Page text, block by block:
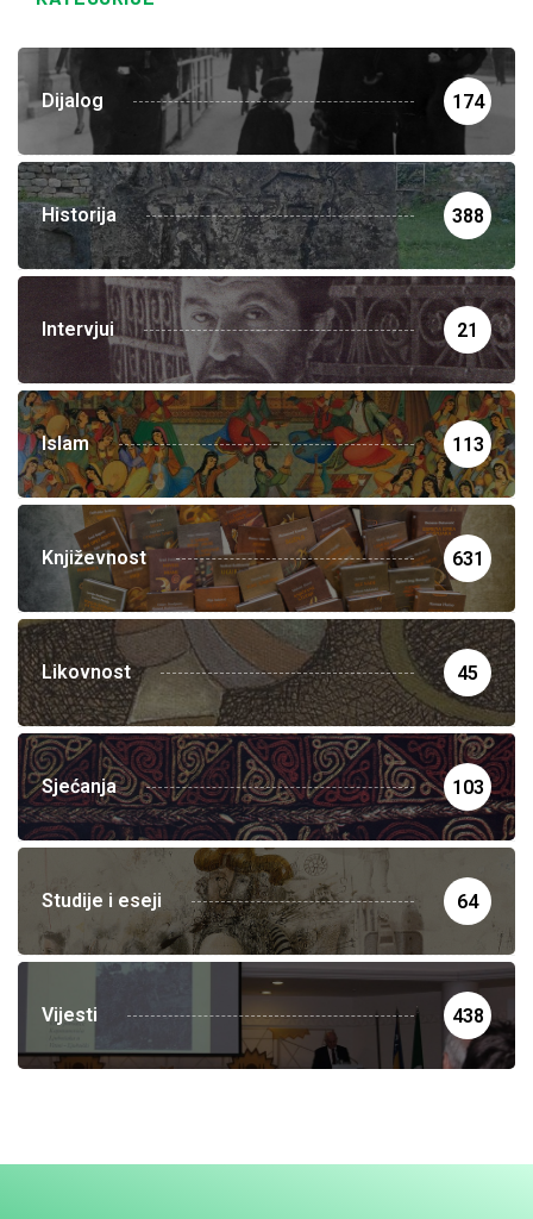
Dijalog 174
Historija 388
Intervjui 21
Islam 113
Književnost 631
Likovnost 45
Sjećanja 103
Studije i eseji 64
Vijesti 438